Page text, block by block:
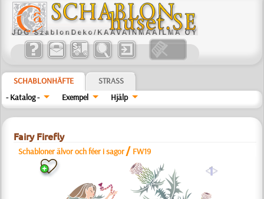
SCHABLONHÄFTE
STRASS
- Katalog -
Exempel Hjälp
Fairy Firefly
Schabloner älvor och féer i sagor / FW19
a